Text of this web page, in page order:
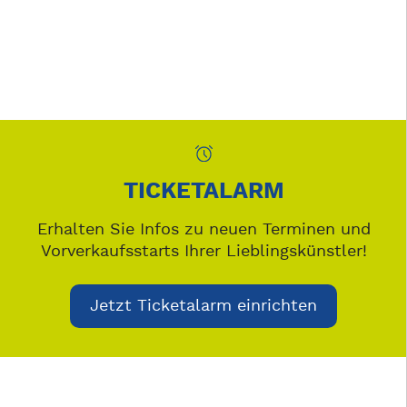
TICKETALARM
Erhalten Sie Infos zu neuen Terminen und
Vorverkaufsstarts Ihrer Lieblingskünstler!
Jetzt Ticketalarm einrichten